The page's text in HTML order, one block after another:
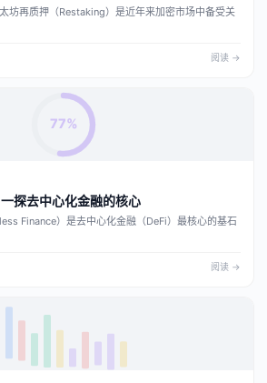
坊再质押（Restaking）是近年来加密市场中备受关
阅读 →
77%
探去中心化金融的核心
Finance）是去中心化金融（DeFi）最核心的基石
阅读 →